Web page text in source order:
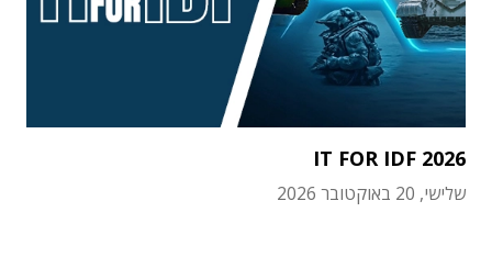
IT FOR IDF 2026
שלישי, 20 באוקטובר 2026